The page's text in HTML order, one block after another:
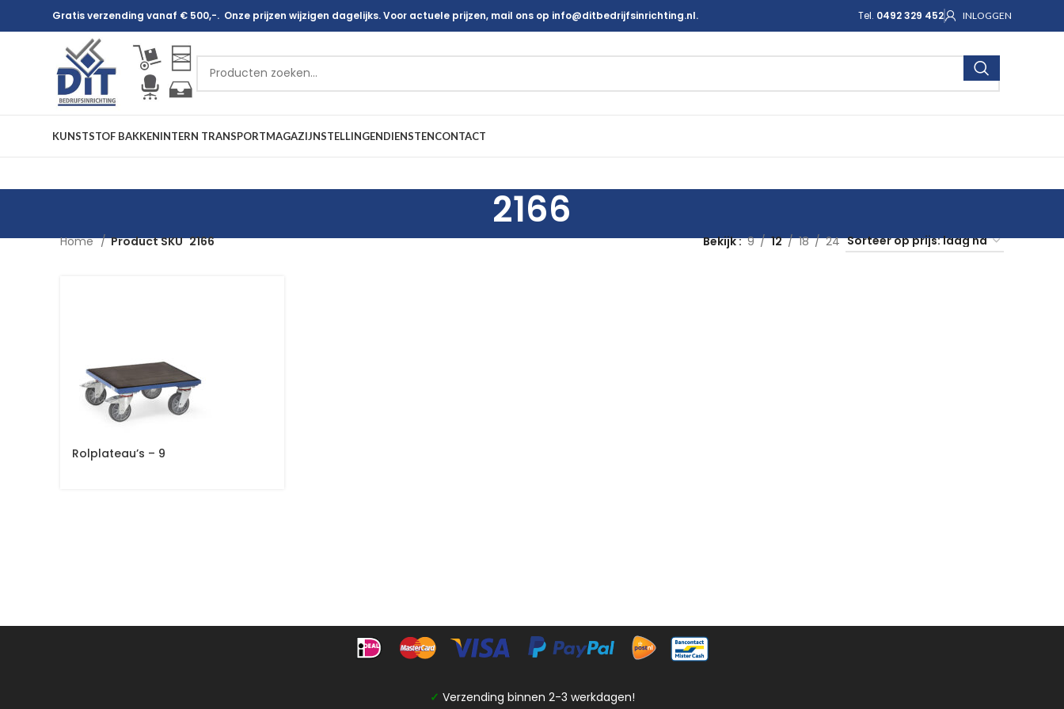
Gratis verzending vanaf € 500,-. Onze prijzen wijzigen dagelijks. Voor actuele prijzen, mail ons op info@ditbedrijfsinrichting.nl. Tel. 0492 329 452 INLOGGEN
KUNSTSTOF BAKKENINTERN TRANSPORTMAGAZIJNSTELLINGENDIENSTENCONTACT
2166
Home Product SKU 2166 Bekijk 9 12 18 24
Rolplateau’s – 9
✓ Verzending binnen 2-3 werkdagen!